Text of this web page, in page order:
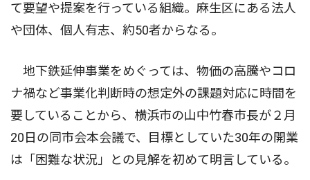
て要望や提案を行っている組織。麻生区にある法人
や団体、個人有志、約50者からなる。
地下鉄延伸事業をめぐっては、物価の高騰やコロ
ナ禍など事業化判断時の想定外の課題対応に時間を
要していることから、横浜市の山中竹春市長が２月
20日の同市会本会議で、目標としていた30年の開業
は「困難な状況」との見解を初めて明言している。